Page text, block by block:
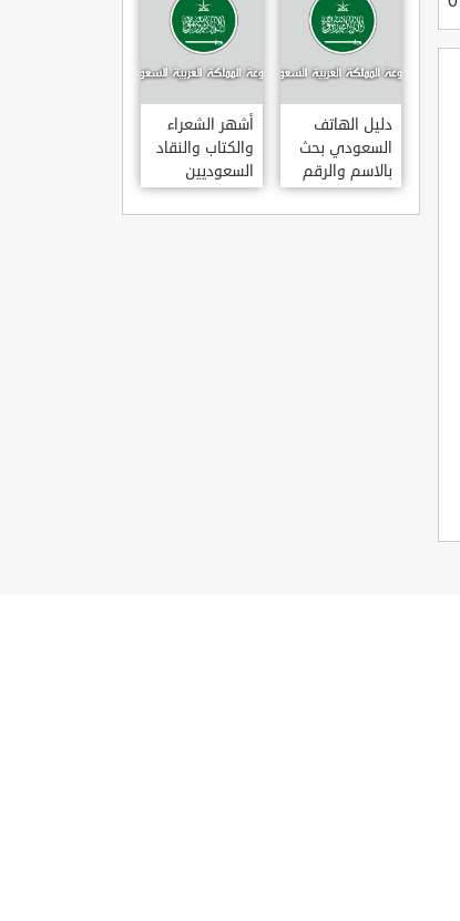
الموظفين
بالسعودية بعد
إجازة عيد
الأضحى 1443
دليل الهاتف
السعودي بحث
بالاسم والرقم
أشهر الشعراء
والكتاب والنقاد
السعوديين